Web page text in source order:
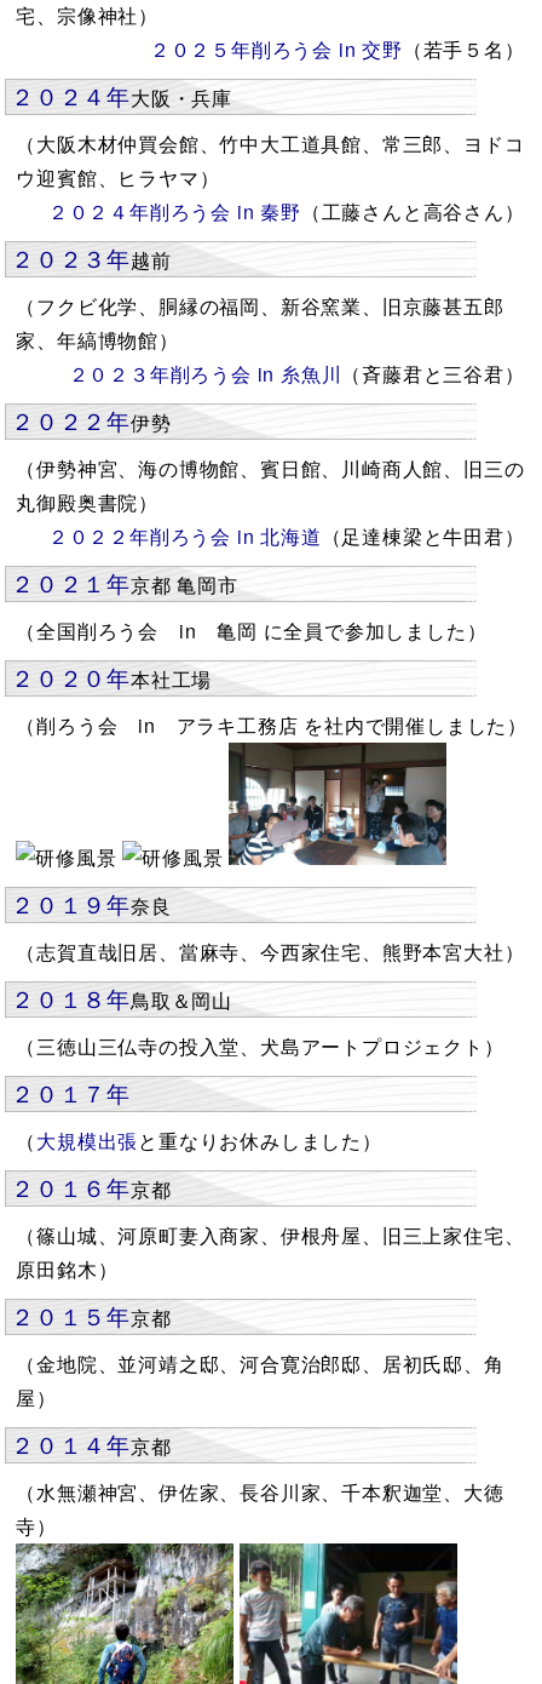
宅、宗像神社）
２０２５年削ろう会 in 交野 （若手５名）
２０２４年大阪・兵庫
（大阪木材仲買会館、竹中大工道具館、常三郎、ヨドコ
ウ迎賓館、ヒラヤマ）
２０２４年削ろう会 in 秦野 （工藤さんと高谷さん）
２０２３年越前
（フクビ化学、胴縁の福岡、新谷窯業、旧京藤甚五郎
家、年縞博物館）
２０２３年削ろう会 in 糸魚川 （斉藤君と三谷君）
２０２２年伊勢
（伊勢神宮、海の博物館、賓日館、川崎商人館、旧三の
丸御殿奥書院）
２０２２年削ろう会 in 北海道 （足達棟梁と牛田君）
２０２１年京都 亀岡市
（全国削ろう会 in 亀岡 に全員で参加しました）
２０２０年本社工場
（削ろう会 in アラキ工務店 を社内で開催しました）
２０１９年奈良
（志賀直哉旧居、當麻寺、今西家住宅、熊野本宮大社）
２０１８年鳥取＆岡山
（三徳山三仏寺の投入堂、犬島アートプロジェクト）
２０１７年
（大規模出張と重なりお休みしました）
２０１６年京都
（篠山城、河原町妻入商家、伊根舟屋、旧三上家住宅、
原田銘木）
２０１５年京都
（金地院、並河靖之邸、河合寛治郎邸、居初氏邸、角
屋）
２０１４年京都
（水無瀬神宮、伊佐家、長谷川家、千本釈迦堂、大徳
寺）